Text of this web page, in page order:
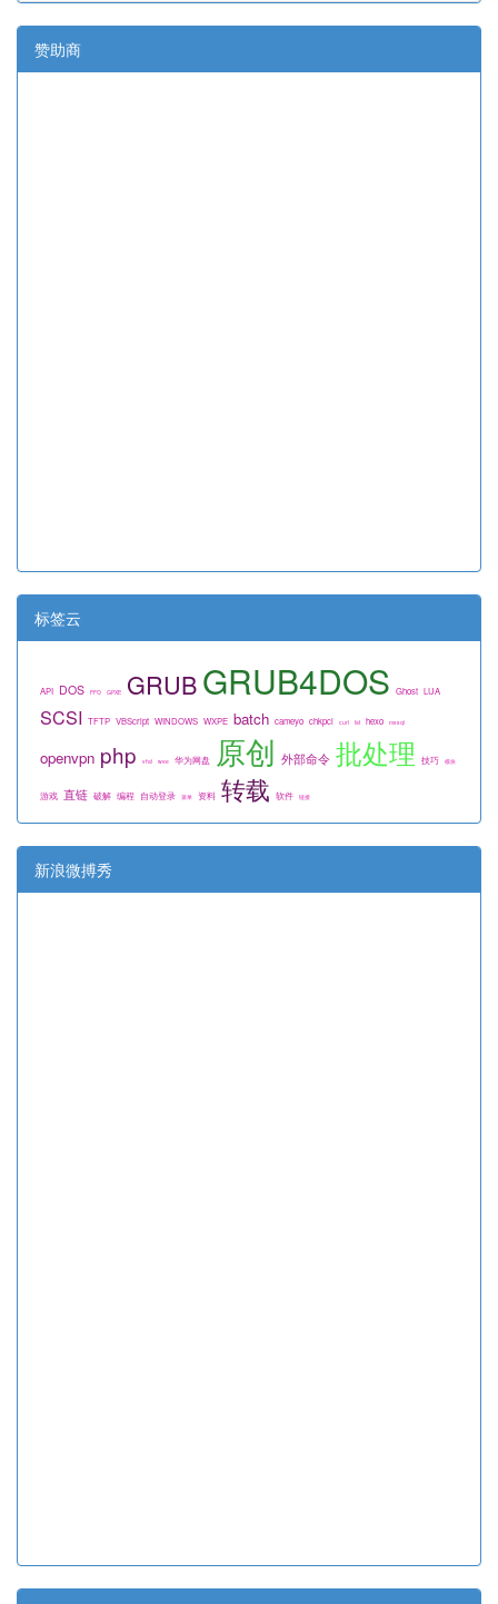
赞助商
标签云
API DOS FFO GPXE GRUBGRUB4DOS Ghost LUA
SCSI TFTP VBScript WINDOWS WXPE batch cameyo chkpci curl fat hexo mssql
openvpn php vhd wee 华为网盘 原创 外部命令 批处理 技巧 模块
游戏 直链 破解 编程 自动登录 菜单 资料 转载 软件 链接
新浪微搏秀